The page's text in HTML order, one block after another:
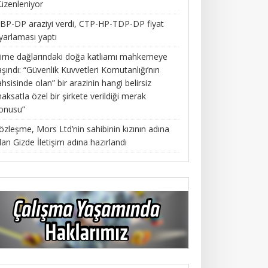
DP araziyi verdi, CTP-HP-TDP-DP fiyat
yaptı
dağlarındaki doğa katliamı mahkemeye
“Güvenlik Kuvvetleri Komutanlığı’nın
olan” bir arazinin hangi belirsiz
özel bir şirkete verildiği merak
Mors Ltd’nin sahibinin kızının adına
Gizde İletişim adına hazırlandı